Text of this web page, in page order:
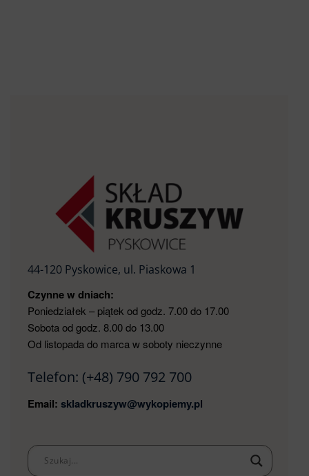
44-120 Pyskowice, ul. Piaskowa 1
Czynne w dniach:
Poniedziałek – piątek od godz. 7.00 do 17.00
Sobota od godz. 8.00 do 13.00
Od listopada do marca w soboty nieczynne
Telefon: (+48) 790 792 700
Email: skladkruszyw@wykopiemy.pl